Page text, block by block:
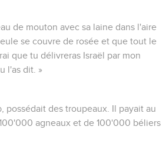
de mouton avec sa laine dans l'aire
se couvre de rosée et que tout le
que tu délivreras Israël par mon
l'as dit. »
possédait des troupeaux. Il payait au
agneaux et de 100'000 béliers